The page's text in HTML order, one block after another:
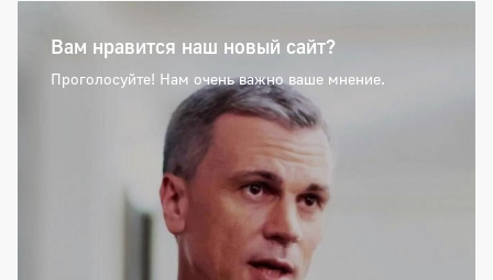
Вам нравится наш новый сайт?
Проголосуйте! Нам очень важно ваше мнение.